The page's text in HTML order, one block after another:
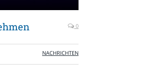
0
NACHRICHTEN